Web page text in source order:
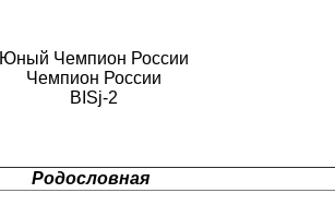
Юный Чемпион России
Чемпион России
BISj-2
Родословная